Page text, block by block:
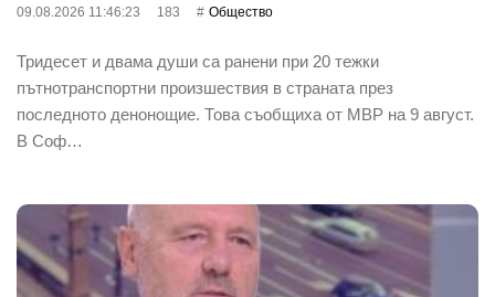
09.08.2026 11:46:23 183 Общество
Тридесет и двама души са ранени при 20 тежки
пътнотранспортни произшествия в страната през
последното денонощие. Това съобщиха от МВР на 9 август.
В Соф…